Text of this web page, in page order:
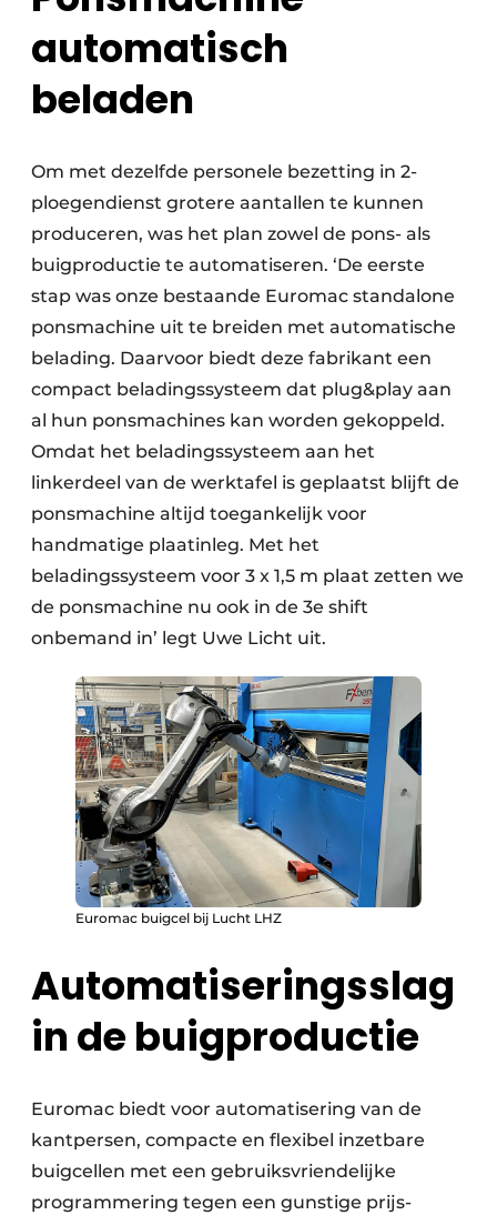
automatisch
beladen
Om met dezelfde personele bezetting in 2-
ploegendienst grotere aantallen te kunnen
produceren, was het plan zowel de pons- als
buigproductie te automatiseren. ‘De eerste
stap was onze bestaande Euromac standalone
ponsmachine uit te breiden met automatische
belading. Daarvoor biedt deze fabrikant een
compact beladingssysteem dat plug&play aan
al hun ponsmachines kan worden gekoppeld.
Omdat het beladingssysteem aan het
linkerdeel van de werktafel is geplaatst blijft de
ponsmachine altijd toegankelijk voor
handmatige plaatinleg. Met het
beladingssysteem voor 3 x 1,5 m plaat zetten we
de ponsmachine nu ook in de 3e shift
onbemand in’ legt Uwe Licht uit.
Euromac buigcel bij Lucht LHZ
Automatiseringsslag
in de buigproductie
Euromac biedt voor automatisering van de
kantpersen, compacte en flexibel inzetbare
buigcellen met een gebruiksvriendelijke
programmering tegen een gunstige prijs-